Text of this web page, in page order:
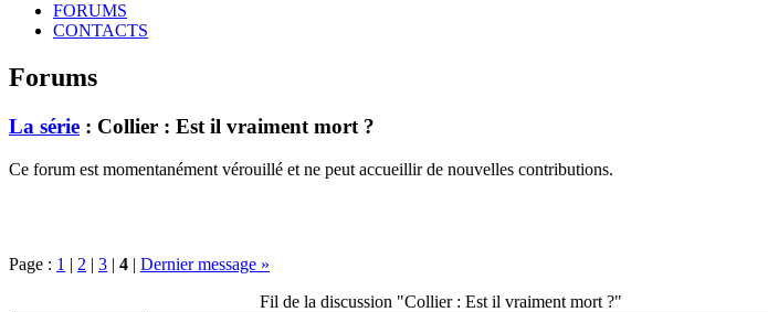
FORUMS
CONTACTS
Forums
La série : Collier : Est il vraiment mort ?
Ce forum est momentanément vérouillé et ne peut accueillir de nouvelles contributions.
Page : 1 | 2 | 3 | 4 | Dernier message »
Fil de la discussion "Collier : Est il vraiment mort ?"